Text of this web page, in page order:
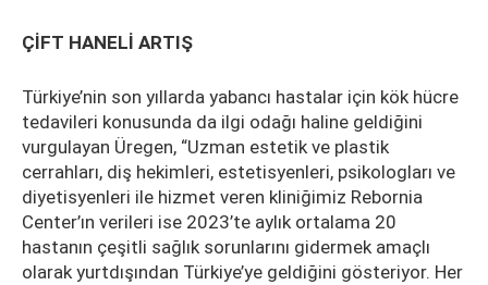
ÇİFT HANELİ ARTIŞ
Türkiye’nin son yıllarda yabancı hastalar için kök hücre
tedavileri konusunda da ilgi odağı haline geldiğini
vurgulayan Üregen, “Uzman estetik ve plastik
cerrahları, diş hekimleri, estetisyenleri, psikologları ve
diyetisyenleri ile hizmet veren kliniğimiz Rebornia
Center’ın verileri ise 2023’te aylık ortalama 20
hastanın çeşitli sağlık sorunlarını gidermek amaçlı
olarak yurtdışından Türkiye’ye geldiğini gösteriyor. Her